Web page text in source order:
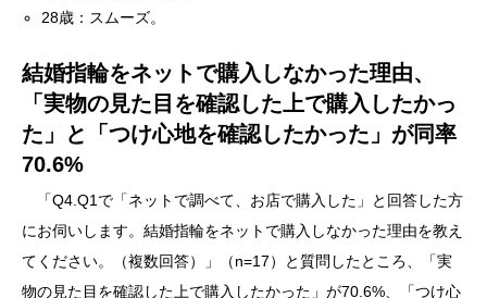
28歳：スムーズ。
結婚指輪をネットで購入しなかった理由、
「実物の見た目を確認した上で購入したかっ
た」と「つけ心地を確認したかった」が同率
70.6%
「Q4.Q1で「ネットで調べて、お店で購入した」と回答した方
にお伺いします。結婚指輪をネットで購入しなかった理由を教え
てください。（複数回答）」（n=17）と質問したところ、「実
物の見た目を確認した上で購入したかった」が70.6%、「つけ心